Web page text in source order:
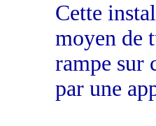
Cette
moyen de
rampe sur
par une